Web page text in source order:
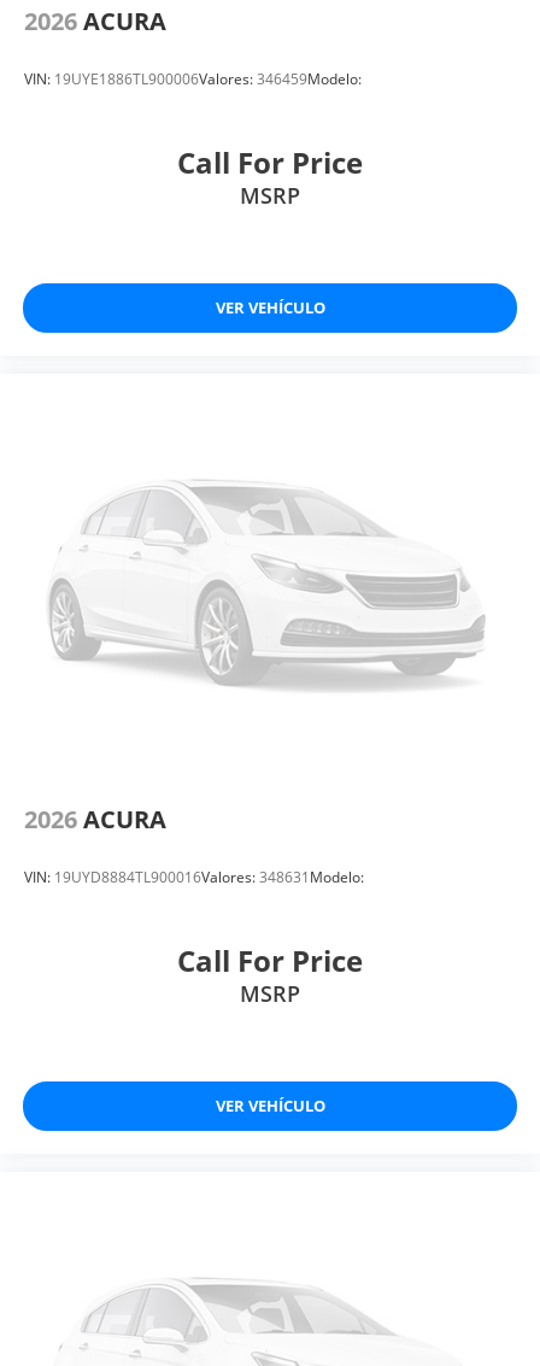
2026ACURA
VIN: 19UYE1886TL900006Valores:346459Modelo:
Call For Price
MSRP
VER VEHÍCULO
2026ACURA
VIN: 19UYD8884TL900016Valores:348631Modelo:
Call For Price
MSRP
VER VEHÍCULO